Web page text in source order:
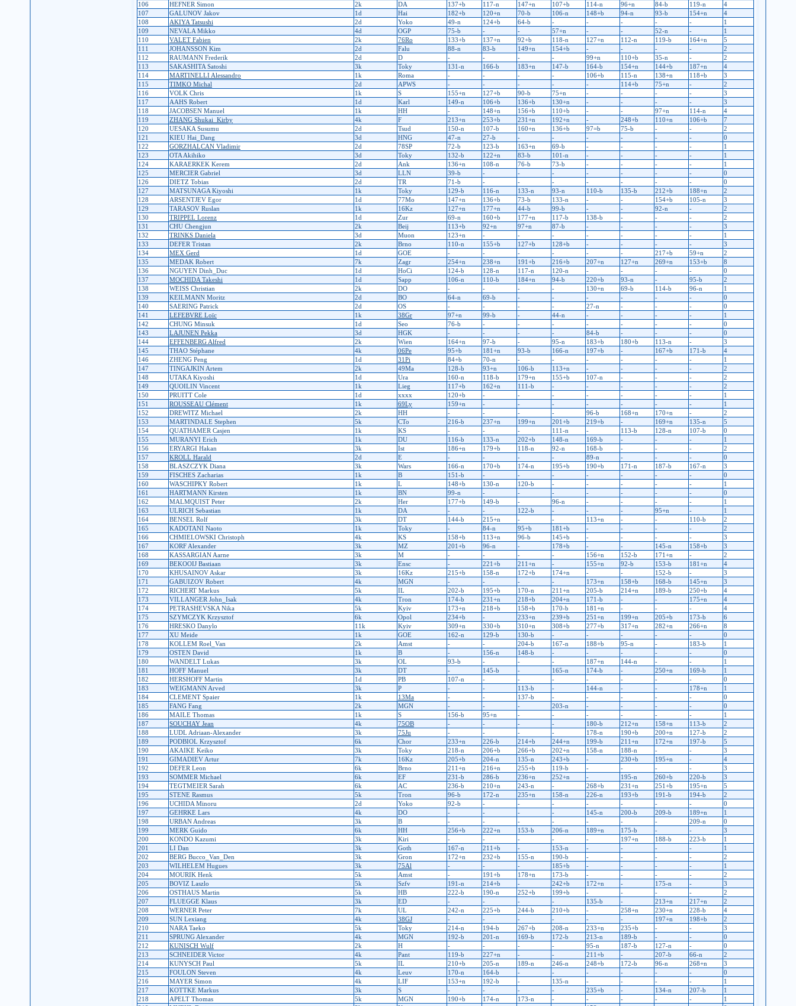
106
HEFNER Simon 2k DA 137+b 117-n 147+n 107+b 114-n 96+n 84-b 119-n
4
107
GALUNOV Jakov 1d Hai 182+b 120+n 70-b 106-n 148+b 94-n 93-b 154+n
4
108
AKIYA Tatsushi 2d Yoko 49-n 124+b 64-b - - - - -
1
109
NEVALA Mikko 4d OGP 75-b - - 57+n - - 52-n -
1
110
VALET Fabien 2k 76Ro 133+b 137+n 92+b 118-n 127+n 112-n 119-b 164+n
5
111
JOHANSSON Kim 2d Falu 88-n 83-b 149+n 154+b - - - -
2
112
RAUMANN Frederik 2d D - - - - 99+n 110+b 35-n -
2
113
SAKASHITA Satoshi 3k Toky 131-n 166-b 183+n 147-b 164-b 154+n 144+b 187+n
4
114
MARTINELLI Alessandro 1k Roma - - - - 106+b 115-n 138+n 118+b
3
115
TIMKO Michal 2d APWS - - - - - 114+b 75+n -
2
116
VOLK Chris 1k S 155+n 127+b 90-b 75+n - - - -
3
117
AAHS Robert 1d Karl 149-n 106+b 136+b 130+n - - - -
3
118
JACOBSEN Manuel 1k HH - 148+n 156+b 110+b - - 97+n 114-n
4
119
ZHANG Shukai_Kirby 4k F 213+n 253+b 231+n 192+n - 248+b 110+n 106+b
7
120
UESAKA Susumu 2d Tsud 150-n 107-b 160+n 136+b 97=b 75-b - -
2
121
KIEU Hai_Dang 3d HNG 47-n 27-b - - - - - -
0
122
GORZHALCAN Vladimir 2d 78SP 72-b 123-b 163+n 69-b - - - -
1
123
OTA Akihiko 3d Toky 132-b 122+n 83-b 101-n - - - -
1
124
KARAERKEK Kerem 2d Ank 136+n 108-n 76-b 73-b - - - -
1
125
MERCIER Gabriel 3d LLN 39-b - - - - - - -
0
126
DIETZ Tobias 2d TR 71-b - - - - - - -
0
127
MATSUNAGA Kiyoshi 1k Toky 129-b 116-n 133-n 93-n 110-b 135-b 212+b 188+n
2
128
ARSENTJEV Egor 1d 77Mo 147+n 136+b 73-b 133-n - - 154+b 105-n
3
129
TARASOV Ruslan 1k 16Kz 127+n 177+n 44-b 99-b - - 92-n -
2
130
TRIPPEL Lorenz 1d Zur 69-n 160+b 177+n 117-b 138-b - - -
2
131
CHU Chengjun 2k Beij 113+b 92+n 97+n 87-b - - - -
3
132
TRINKS Daniela 3d Muon 123+n - - - - - - -
1
133
DEFER Tristan 2k Brno 110-n 155+b 127+b 128+b - - - -
3
134
MEX Gerd 1d GOE - - - - - - 217+b 59+n
2
135
MEDAK Robert 7k Zagr 254+n 238+n 191+b 216+b 207+n 127+n 269+n 153+b
8
136
NGUYEN Dinh_Duc 1d HoCi 124-b 128-n 117-n 120-n - - - -
0
137
MOCHIDA Takeshi 1d Sapp 106-n 110-b 184+n 94-b 220+b 93-n - 95-b
2
138
WEISS Christian 2k DO - - - - 130+n 69-b 114-b 96-n
1
139
KEILMANN Moritz 2d BO 64-n 69-b - - - - - -
0
140
SAERING Patrick 2d OS - - - - 27-n - - -
0
141
LEFEBVRE Loïc 1k 38Gr 97+n 99-b - 44-n - - - -
1
142
CHUNG Minsuk 1d Seo 76-b - - - - - - -
0
143
LAJUNEN Pekka 3d HGK - - - - 84-b - - -
0
144
EFFENBERG Alfred 2k Wien 164+n 97-b - 95-n 183+b 180+b 113-n -
3
145
THAO Stéphane 4k 06Pe 95+b 181+n 93-b 166-n 197+b - 167+b 171-b
4
146
ZHENG Peng 1d 31Pi 84+b 70-n - - - - - -
1
147
TINGAJKIN Artem 2k 49Ma 128-b 93+n 106-b 113+n - - - -
2
148
UTAKA Kiyoshi 1d Ura 160-n 118-b 179+n 155+b 107-n - - -
2
149
QUOILIN Vincent 1k Lieg 117+b 162+n 111-b - - - - -
2
150
PRUITT Cole 1d xxxx 120+b - - - - - - -
1
151
ROUSSEAU Clément 1k 69Ly 159+n - - - - - - -
1
152
DREWITZ Michael 2k HH - - - - 96-b 168+n 170+n -
2
153
MARTINDALE Stephen 5k CTo 216-b 237+n 199+n 201+b 219+b - 169+n 135-n
5
154
QUATHAMER Casjen 1k KS - - - 111-n - 113-b 128-n 107-b
0
155
MURANYI Erich 1k DU 116-b 133-n 202+b 148-n 169-b - - -
1
156
ERYARGI Hakan 3k Ist 186+n 179+b 118-n 92-n 168-b - - -
2
157
KROLL Harald 2d E - - - - 89-n - - -
0
158
BLASZCZYK Diana 3k Wars 166-n 170+b 174-n 195+b 190+b 171-n 187-b 167-n
3
159
FISCHES Zacharias 1k B 151-b - - - - - - -
0
160
WASCHIPKY Robert 1k L 148+b 130-n 120-b - - - - -
1
161
HARTMANN Kirsten 1k BN 99-n - - - - - - -
0
162
MALMQUIST Peter 2k Her 177+b 149-b - 96-n - - - -
1
163
ULRICH Sebastian 1k DA - - 122-b - - - 95+n -
1
164
BENSEL Rolf 3k DT 144-b 215+n - - 113+n - - 110-b
2
165
KADOTANI Naoto 1k Toky - 84-n 95+b 181+b - - - -
2
166
CHMIELOWSKI Christoph 4k KS 158+b 113+n 96-b 145+b - - - -
3
167
KORF Alexander 3k MZ 201+b 96-n - 178+b - - 145-n 158+b
3
168
KASSARGIAN Aarne 3k M - - - - 156+n 152-b 171+n -
2
169
BEKOOIJ Bastiaan 3k Ensc - 221+b 211+n - 155+n 92-b 153-b 181+n
4
170
KHUSAINOV Askar 3k 16Kz 215+b 158-n 172+b 174+n - - 152-b -
3
171
GABUIZOV Robert 4k MGN - - - - 173+n 158+b 168-b 145+n
3
172
RICHERT Markus 5k IL 202-b 195+b 170-n 211+n 205-b 214+n 189-b 250+b
4
173
VILLANGER John_Isak 4k Tron 174-b 231+n 218+b 204+n 171-b - - 175+n
4
174
PETRASHEVSKA Nika 5k Kyiv 173+n 218+b 158+b 170-b 181+n - - -
4
175
SZYMCZYK Krzysztof 6k Opol 234+b - 233+n 239+b 251+n 199+n 205+b 173-b
6
176
HRESKO Danylo 11k Kyiv 309+n 330+b 310+n 308+b 277+b 317+n 282+n 266+n
8
177
XU Meide 1k GOE 162-n 129-b 130-b - - - - -
0
178
KOLLEM Roel_Van 2k Amst - - 204-b 167-n 188+b 95-n - 183-b
1
179
OSTEN David 1k B - 156-n 148-b - - - - -
0
180
WANDELT Lukas 3k OL 93-b - - - 187+n 144-n - -
1
181
HOFF Manuel 3k DT - 145-b - 165-n 174-b - 250+n 169-b
1
182
HERSHOFF Martin 1d PB 107-n - - - - - - -
0
183
WEIGMANN Arved 3k P - - 113-b - 144-n - - 178+n
1
184
CLEMENT Spaier 1k 13Ma - - 137-b - - - - -
0
185
FANG Fang 2k MGN - - - 203-n - - - -
0
186
MAILE Thomas 1k S 156-b 95+n - - - - - -
1
187
SOUCHAY Jean 4k 75OB - - - - 180-b 212+n 158+n 113-b
2
188
LUDL Adriaan-Alexander 3k 75Ju - - - - 178-n 190+b 200+n 127-b
2
189
PODBIOL Krzysztof 6k Chor 233+n 226-b 214+b 244+n 199-b 211+n 172+n 197-b
5
190
AKAIKE Keiko 3k Toky 218-n 206+b 266+b 202+n 158-n 188-n - -
3
191
GIMADIEV Artur 7k 16Kz 205+b 204-n 135-n 243+b - 230+b 195+n -
4
192
DEFER Leon 6k Brno 211+n 216+n 255+b 119-b - - - -
3
193
SOMMER Michael 6k EF 231-b 286-b 236+n 252+n - 195-n 260+b 220-b
3
194
TEGTMEIER Sarah 6k AC 236-b 210+n 243-n - 268+b 231+n 251+b 195+n
5
195
STENE Rasmus 5k Tron 96-b 172-n 235+n 158-n 226-n 193+b 191-b 194-b
2
196
UCHIDA Minoru 2d Yoko 92-b - - - - - - -
0
197
GEHRKE Lars 4k DO - - - - 145-n 200-b 209-b 189+n
1
198
URBAN Andreas 3k B - - - - - - - 209-n
0
199
MERK Guido 6k HH 256+b 222+n 153-b 206-n 189+n 175-b - -
3
200
KONDO Kazumi 3k Kiri - - - - - 197+n 188-b 223-b
1
201
LI Dan 3k Goth 167-n 211+b - 153-n - - - -
1
202
BERG Bucco_Van_Den 3k Gron 172+n 232+b 155-n 190-b - - - -
2
203
WILHELEM Hugues 3k 75Al - - - 185+b - - - -
1
204
MOURIK Henk 5k Amst - 191+b 178+n 173-b - - - -
2
205
BOVIZ Laszlo 5k Szfv 191-n 214+b - 242+b 172+n - 175-n -
3
206
OSTHAUS Martin 5k HB 222-b 190-n 252+b 199+b - - - -
2
207
FLUEGGE Klaus 3k ED - - - - 135-b - 213+n 217+n
2
208
WERNER Peter 7k UL 242-n 225+b 244-b 210+b - 258+n 230+n 228-b
4
209
SUN Lexiang 4k 38GJ - - - - - - 197+n 198+b
2
210
NARA Taeko 5k Toky 214-n 194-b 267+b 208-n 233+n 235+b - -
3
211
SPRUNG Alexander 4k MGN 192-b 201-n 169-b 172-b 213-n 189-b - -
0
212
KUNISCH Wulf 2k H - - - - 95-n 187-b 127-n -
0
213
SCHNEIDER Victor 4k Pant 119-b 227+n - - 211+b - 207-b 66-n
2
214
KUNYSCH Paul 5k IL 210+b 205-n 189-n 246-n 248+b 172-b 96-n 268+n
3
215
FOULON Steven 4k Leuv 170-n 164-b - - - - - -
0
216
MAYER Simon 4k LIF 153+n 192-b - 135-n - - - -
1
217
KOTTKE Markus 3k S - - - - 235+b - 134-n 207-b
1
218
APELT Thomas 5k MGN 190+b 174-n 173-n - - - - -
1